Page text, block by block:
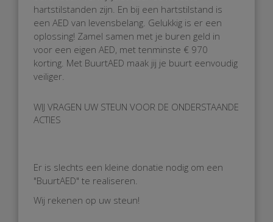
hartstilstanden zijn. En bij een hartstilstand is
een AED van levensbelang. Gelukkig is er een
oplossing! Zamel samen met je buren geld in
voor een eigen AED, met tenminste € 970
korting. Met BuurtAED maak jij je buurt eenvoudig
veiliger.
WIJ VRAGEN UW STEUN VOOR DE ONDERSTAANDE
ACTIES
Er is slechts een kleine donatie nodig om een
"BuurtAED" te realiseren.
Wij rekenen op uw steun!